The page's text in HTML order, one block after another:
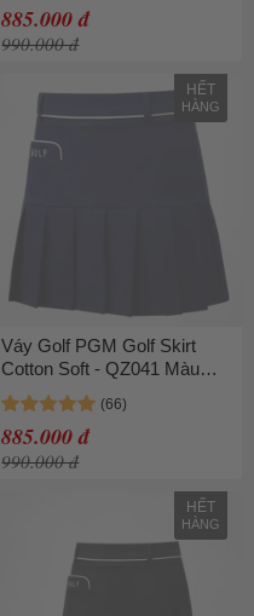
885.000 đ
990.000 đ
HẾT
HÀNG
Váy Golf PGM Golf Skirt
Cotton Soft - QZ041 Màu
Xanh Navy
885.000 đ
990.000 đ
HẾT
HÀNG